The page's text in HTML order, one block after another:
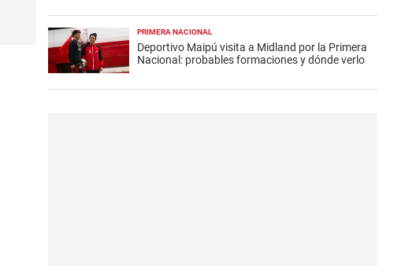
PRIMERA NACIONAL
Deportivo Maipú visita a Midland por la Primera
Nacional: probables formaciones y dónde verlo